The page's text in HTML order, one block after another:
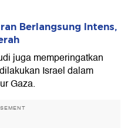
Berlangsung Intens,
juga memperingatkan
Israel dalam
Gaza.